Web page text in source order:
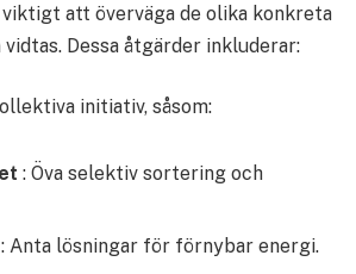
att överväga de olika konkreta
Dessa åtgärder inkluderar:
initiativ, såsom:
: Öva selektiv sortering och
: Anta lösningar för förnybar energi.